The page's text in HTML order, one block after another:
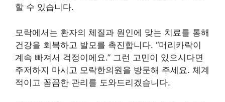
할 수 있습니다.
모락에서는 환자의 체질과 원인에 맞는 치료를 통해
건강을 회복하고 발모를 촉진합니다. “머리카락이
계속 빠져서 걱정이에요.” 그런 고민이 있으시다면
주저하지 마시고 모락한의원을 방문해 주세요. 체계
적이고 꼼꼼한 관리를 도와드리겠습니다.